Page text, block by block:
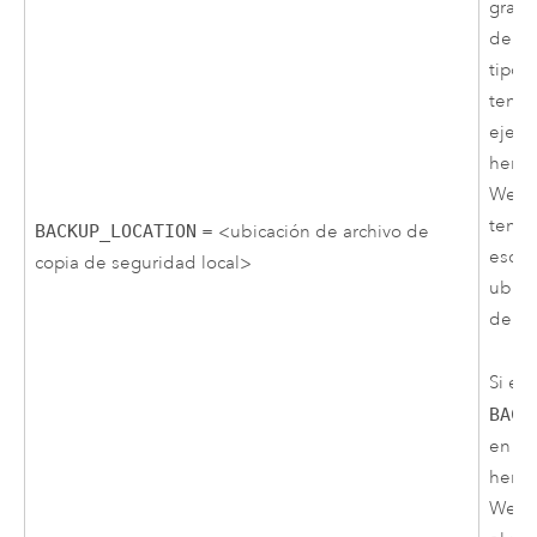
BACKUP_LOCATION = <ubicación de archivo de
copia de seguridad local>
de la
tipo
tener
de
Si
en